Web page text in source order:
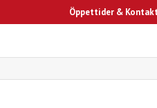
Öppettider &